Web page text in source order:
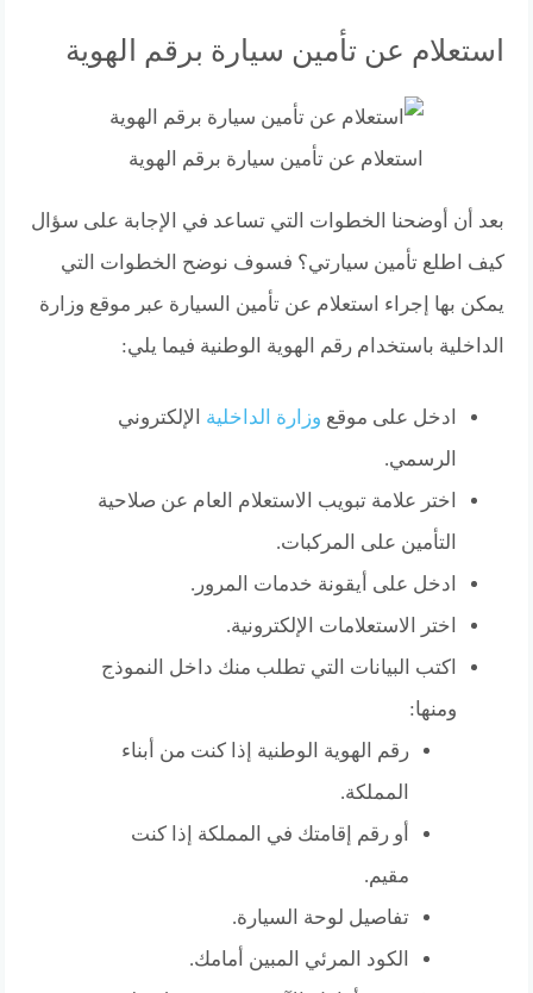
استعلام عن تأمين سيارة برقم الهوية
استعلام عن تأمين سيارة برقم الهوية
بعد أن أوضحنا الخطوات التي تساعد في الإجابة على سؤال
كيف اطلع تأمين سيارتي؟ فسوف نوضح الخطوات التي
يمكن بها إجراء استعلام عن تأمين السيارة عبر موقع وزارة
الداخلية باستخدام رقم الهوية الوطنية فيما يلي:
ادخل على موقع وزارة الداخلية الإلكتروني
الرسمي.
اختر علامة تبويب الاستعلام العام عن صلاحية
التأمين على المركبات.
ادخل على أيقونة خدمات المرور.
اختر الاستعلامات الإلكترونية.
اكتب البيانات التي تطلب منك داخل النموذج
ومنها:
رقم الهوية الوطنية إذا كنت من أبناء
المملكة.
أو رقم إقامتك في المملكة إذا كنت
مقيم.
تفاصيل لوحة السيارة.
الكود المرئي المبين أمامك.